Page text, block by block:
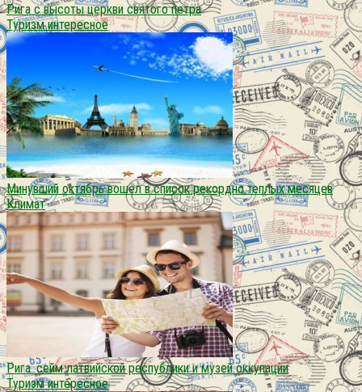
Рига с высоты церкви святого петра
Туризм интересное
Минувший октябрь вошел в список рекордно теплых месяцев
Климат
Рига. сейм латвийской республики и музей оккупации
Туризм интересное